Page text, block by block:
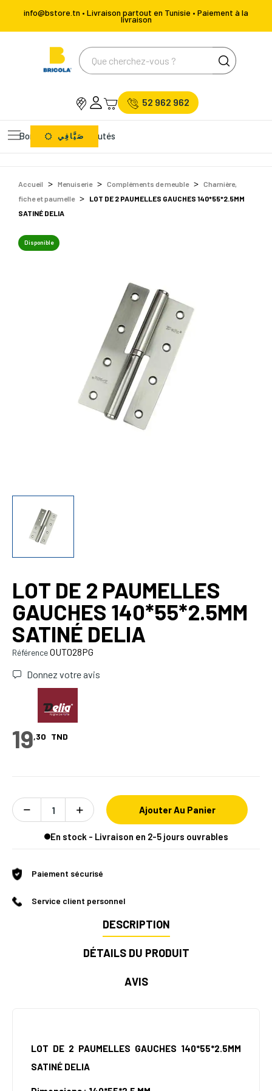
info@bstore.tn • Livraison partout en Tunisie • Paiement à la
livraison
52 962 962
Bons Plans Nouveautés
صَيَّافِي
Accueil Menuiserie Compléments de meuble
Charnière,
fiche et paumelle
LOT DE 2 PAUMELLES GAUCHES 140*55*2.5MM
SATINÉ DELIA
Disponible
LOT DE 2 PAUMELLES
GAUCHES 140*55*2.5MM
SATINÉ DELIA
RéférenceOUT028PG
Donnez votre avis
19,30 TND
Ajouter Au Panier
En stock - Livraison en 2-5 jours ouvrables
Paiement sécurisé
Service client personnel
DESCRIPTION
DÉTAILS DU PRODUIT
AVIS
LOT DE 2 PAUMELLES GAUCHES 140*55*2.5MM
SATINÉ DELIA